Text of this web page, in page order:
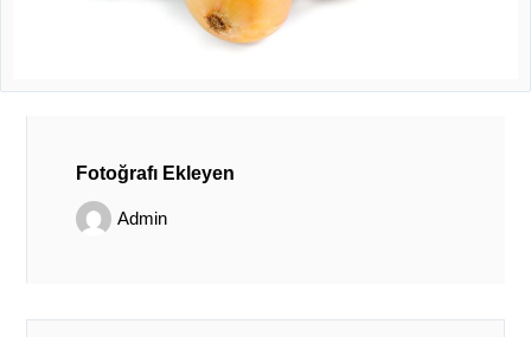
Fotoğrafı Ekleyen
Admin